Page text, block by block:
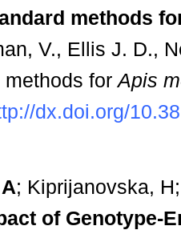
methods
V., Ellis J. D.,
methods forApis
dx.doi.org/
; Kiprijanovska,
of Genotype-